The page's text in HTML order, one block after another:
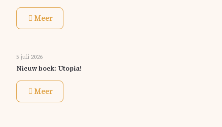
Meer
5 juli 2026
Nieuw boek: Utopia!
Meer